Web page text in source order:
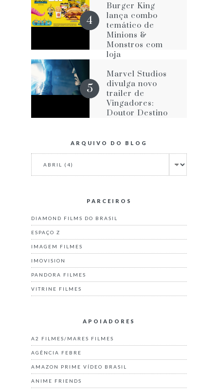
vícios que o
impede de ser
melhor
Burger King
lança combo
temático de
Minions &
Monstros com
loja
Avenida Paulista
Marvel Studios
divulga novo
trailer de
Vingadores:
Doutor Destino
ARQUIVO DO BLOG
PARCEIROS
DIAMOND FILMS DO BRASIL
ESPAÇO Z
IMAGEM FILMES
IMOVISION
PANDORA FILMES
VITRINE FILMES
APOIADORES
A2 FILMES/MARES FILMES
AGÊNCIA FEBRE
AMAZON PRIME VÍDEO BRASIL
ANIME FRIENDS